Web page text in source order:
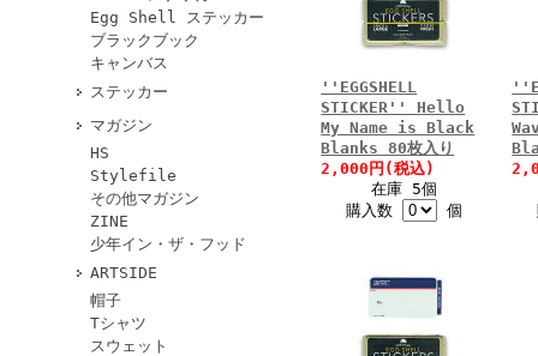
Egg Shell ステッカー
ブラックブック
キャンバス
ステッカー
マガジン
HS
Stylefile
その他マガジン
ZINE
少年イン・ザ・フッド
ARTSIDE
帽子
Tシャツ
スウェット
''EGGSHELL
STICKER'' Hello
My Name is Black
Blanks 80枚入り
2,000円(税込)
在庫 5個
購入数
個